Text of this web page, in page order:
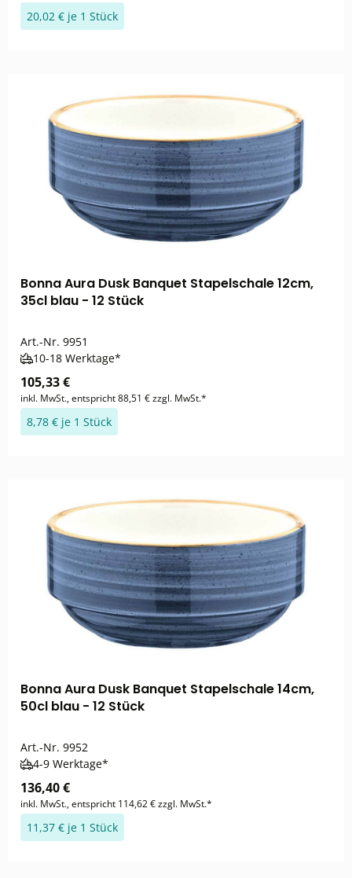
20,02 € je 1 Stück
Bonna Aura Dusk Banquet Stapelschale 12cm,
35cl blau - 12 Stück
Art.-Nr. 9951
10-18 Werktage*
105,33 €
inkl. MwSt., entspricht 88,51 € zzgl. MwSt.*
8,78 € je 1 Stück
Bonna Aura Dusk Banquet Stapelschale 14cm,
50cl blau - 12 Stück
Art.-Nr. 9952
4-9 Werktage*
136,40 €
inkl. MwSt., entspricht 114,62 € zzgl. MwSt.*
11,37 € je 1 Stück